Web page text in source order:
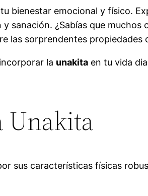
bienestar emocional y físico.
sanación. ¿Sabías que muchos
las sorprendentes propiedades
la unakita en tu vida
Unakita
sus características físicas